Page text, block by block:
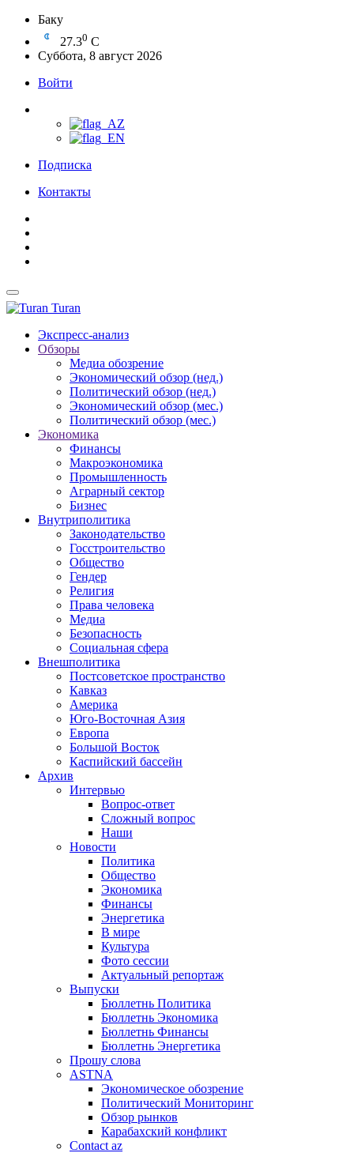
Баку
27.30 C
Суббота, 8 август 2026
Войти
Подписка
Контакты
Turan
Экспресс-анализ
Обзоры
Медиа обозрение
Экономический обзор (нед.)
Политический обзор (нед.)
Экономический обзор (мес.)
Политический обзор (мес.)
Экономика
Финансы
Макроэкономика
Промышленность
Аграрный сектор
Бизнес
Внутриполитика
Законодательство
Госстроительство
Общество
Гендер
Религия
Права человека
Медиа
Безопасность
Социальная сфера
Внешполитика
Постсоветское пространство
Кавказ
Америка
Юго-Восточная Азия
Европа
Большой Восток
Каспийский бассейн
Архив
Интервью
Вопрос-ответ
Сложный вопрос
Наши
Новости
Политика
Общество
Экономика
Финансы
Энергетика
В мире
Культура
Фото сессии
Актуальный репортаж
Выпуски
Бюллетнь Политика
Бюллетнь Экономика
Бюллетнь Финансы
Бюллетнь Энергетика
Прошу слова
ASTNA
Экономическое обозрение
Политический Мониторинг
Обзор рынков
Карабахский конфликт
Contact az